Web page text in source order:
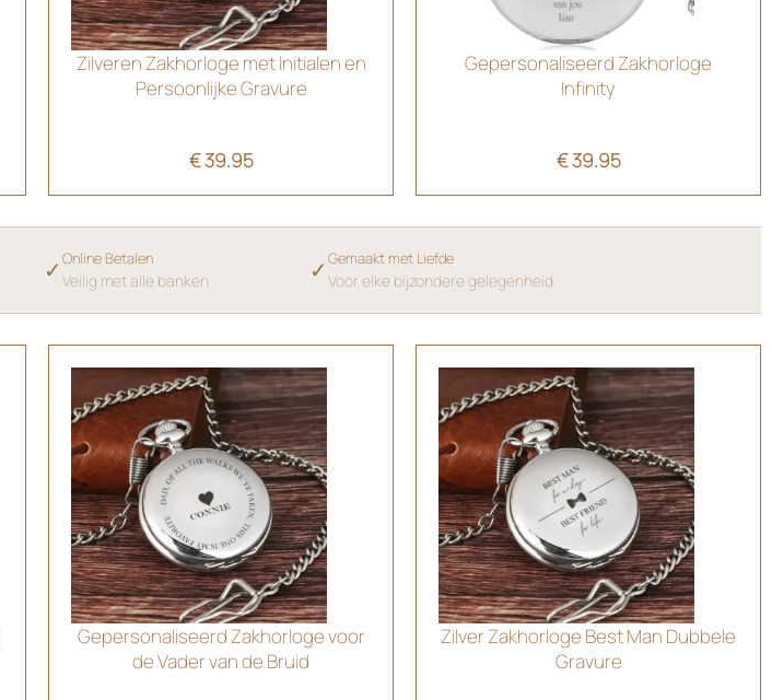
Zilveren Zakhorloge met Initialen en
Persoonlijke Gravure
€39.95
Gepersonaliseerd Zakhorloge
Infinity
€39.95
✓ Online Betalen
Veilig met alle banken ✓ Gemaakt met Liefde
Voor elke bijzondere gelegenheid
Gepersonaliseerd Zakhorloge voor
de Vader van de Bruid
Zilver Zakhorloge Best Man Dubbele
Gravure